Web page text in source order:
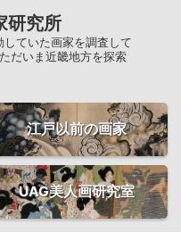
研究所
ていた画家を調査して
だいま近畿地方を探索
江戸以前の画家
UAG美人画研究室